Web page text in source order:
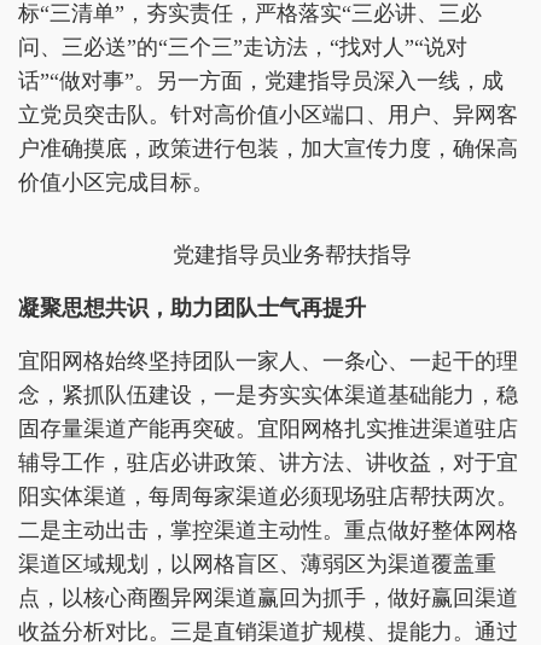
标“三清单”，夯实责任，严格落实“三必讲、三必
问、三必送”的“三个三”走访法，“找对人”“说对
话”“做对事”。另一方面，党建指导员深入一线，成
立党员突击队。针对高价值小区端口、用户、异网客
户准确摸底，政策进行包装，加大宣传力度，确保高
价值小区完成目标。
党建指导员业务帮扶指导
凝聚思想共识，助力团队士气再提升
宜阳网格始终坚持团队一家人、一条心、一起干的理
念，紧抓队伍建设，一是夯实实体渠道基础能力，稳
固存量渠道产能再突破。宜阳网格扎实推进渠道驻店
辅导工作，驻店必讲政策、讲方法、讲收益，对于宜
阳实体渠道，每周每家渠道必须现场驻店帮扶两次。
二是主动出击，掌控渠道主动性。重点做好整体网格
渠道区域规划，以网格盲区、薄弱区为渠道覆盖重
点，以核心商圈异网渠道赢回为抓手，做好赢回渠道
收益分析对比。三是直销渠道扩规模、提能力。通过